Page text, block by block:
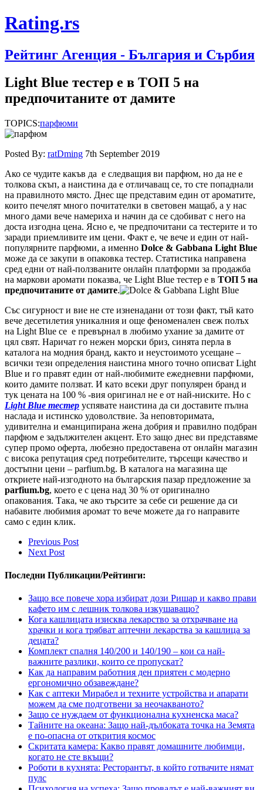
Rating.rs
Рейтинг Агенция - България и Сърбия
Light Blue тестер е в ТОП 5 на
предпочитаните от дамите
TOPICS:парфюми
Posted By: ratDming 7th September 2019
Ако се чудите какъв да е следващия ви парфюм, но да не е
толкова скъп, а наистина да е отличаващ се, то сте попаднали
на правилното място. Днес ще представим един от ароматите,
които печелят много почитателки в световен мащаб, а у нас
много дами вече намериха и начин да се сдобиват с него на
доста изгодна цена. Ясно е, че предпочитани са тестерите и то
заради приемливите им цени. Факт е, че вече и един от най-
популярните парфюми, а именно Dolce & Gabbana Light Blue
може да се закупи в опаковка тестер. Статистика направена
сред едни от най-ползваните онлайн платформи за продажба
на маркови аромати показва, че Light Blue тестер е в ТОП 5 на
предпочитаните от дамите.
Със сигурност и вие не сте изненадани от този факт, тъй като
вече десетилетия уникалния и още феноменален свеж полъх
на Light Blue се е превърнал в любимо ухание за дамите от
цял свят. Наричат го нежен морски бриз, синята перла в
каталога на модния бранд, както и неустоимото усещане –
всички тези определения наистина много точно описват Light
Blue и го правят един от най-любимите ежедневни парфюми,
които дамите ползват. И като всеки друг популярен бранд и
тук цената на 100 % -вия оригинал не е от най-ниските. Но с
Light Blue тестер успявате наистина да си доставите пълна
наслада и истинско удоволствие. За неповторимата,
удивителна и еманципирана жена добрия и правилно подбран
парфюм е задължителен акцент. Ето защо днес ви представяме
супер промо оферта, любезно предоставена от онлайн магазин
с висока репутация сред потребителите, търсещи качество и
достъпни цени – parfium.bg. В каталога на магазина ще
откриете най-изгодното на българския пазар предложение за
parfium.bg, което е с цена над 30 % от оригинално
опакования. Така, че ако търсите за себе си решение да си
набавите любимия аромат то вече можете да го направите
само с един клик.
Previous Post
Next Post
Последни Публикации/Рейтинги:
Защо все повече хора избират дози Ришар и какво прави
кафето им с лешник толкова изкушаващо?
Кога кашлицата изисква лекарство за отхрачване на
храчки и кога трябват аптечни лекарства за кашлица за
децата?
Комплект спалня 140/200 и 140/190 – кои са най-
важните разлики, които се пропускат?
Как да направим работния ден приятен с модерно
ергономично обзавеждане?
Как с аптеки Мирабел и техните устройства и апарати
можем да сме подготвени за неочакваното?
Защо се нуждаем от функционална кухненска маса?
Тайните на океана: Защо най-дълбоката точка на Земята
е по-опасна от открития космос
Скритата камера: Какво правят домашните любимци,
когато не сте вкъщи?
Роботи в кухнята: Ресторантът, в който готвачите нямат
пулс